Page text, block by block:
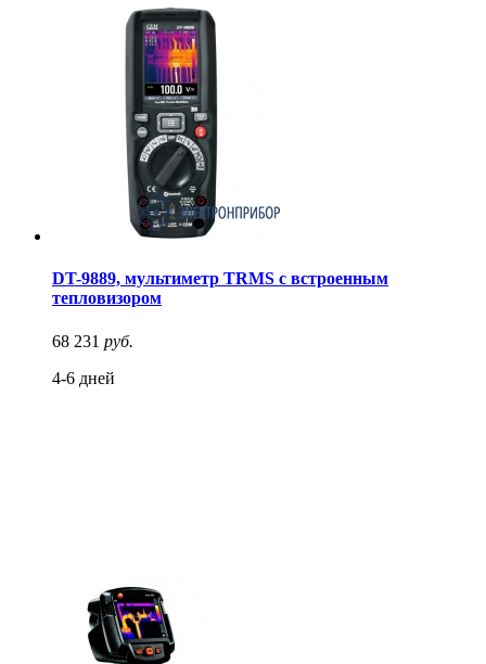
DT-9889, мультиметр TRMS с встроенным
тепловизором
68 231 руб.
4-6 дней